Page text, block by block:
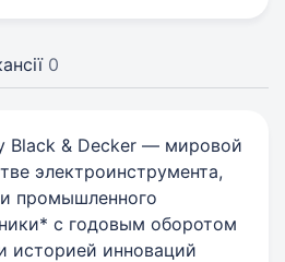
0
Black & Decker — мировой
электроинструмента,
промышленного
c годовым оборотом
историей инноваций